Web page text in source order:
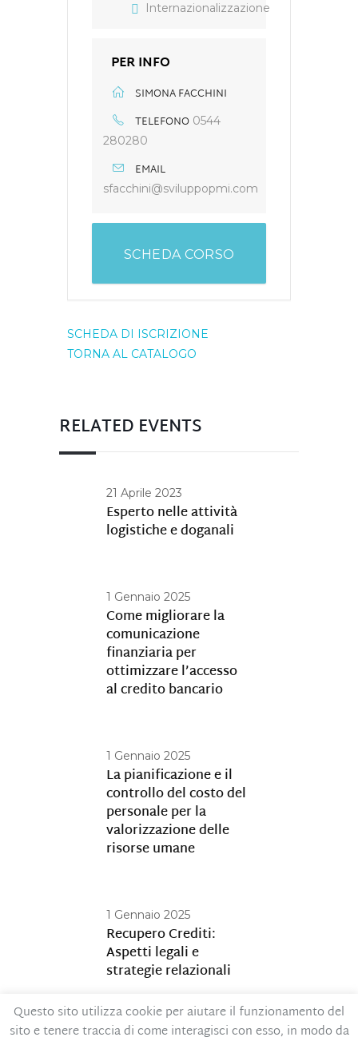
Internazionalizzazione
PER INFO
SIMONA FACCHINI
TELEFONO 0544
280280
EMAIL
sfacchini@sviluppopmi.com
SCHEDA CORSO
SCHEDA DI ISCRIZIONE
TORNA AL CATALOGO
RELATED EVENTS
21 Aprile 2023
Esperto nelle attività
logistiche e doganali
1 Gennaio 2025
Come migliorare la
comunicazione
finanziaria per
ottimizzare l’accesso
al credito bancario
1 Gennaio 2025
La pianificazione e il
controllo del costo del
personale per la
valorizzazione delle
risorse umane
1 Gennaio 2025
Recupero Crediti:
Aspetti legali e
strategie relazionali
Questo sito utilizza cookie per aiutare il funzionamento del
sito e tenere traccia di come interagisci con esso, in modo da